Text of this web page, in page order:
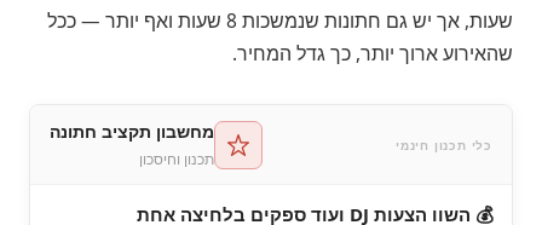
שעות, אך יש גם חתונות שנמשכות 8 שעות ואף יותר — ככל
שהאירוע ארוך יותר, כך גדל המחיר.
כלי תכנון חינמי
מחשבון תקציב חתונה
תכנון וחיסכון
💰 השוו הצעות DJ ועוד ספקים בלחיצה אחת